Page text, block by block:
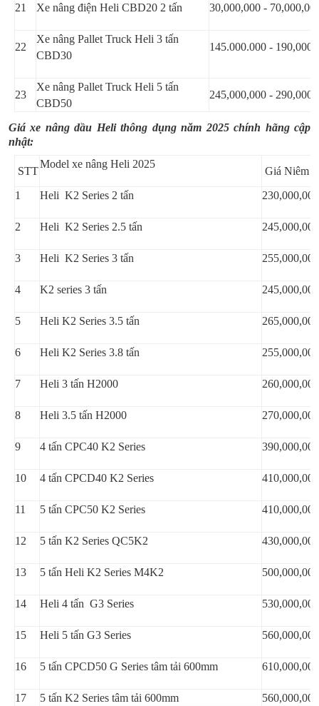
21 Xe nâng điện Heli CBD20 2 tấn 30,000,000 -
22
Xe nâng Pallet Truck Heli 3 tấn
CBD30
145.000.000 -
23
Xe nâng Pallet Truck Heli 5 tấn
CBD50
245,000,000 -
Giá xe nâng dầu Heli thông dụng năm 2025 chính hãng cập
nhật:
STT
Model xe nâng Heli 2025
Giá Niêm
1
Heli K2 Series 2 tấn
2 Heli K2 Series 2.5 tấn
3 Heli K2 Series 3 tấn
4 K2 series 3 tấn
5 Heli K2 Series 3.5 tấn
6 Heli K2 Series 3.8 tấn
7 Heli 3 tấn H2000
8 Heli 3.5 tấn H2000
9 4 tấn CPC40 K2 Series
10 4 tấn CPCD40 K2 Series
11 5 tấn CPC50 K2 Series
12 5 tấn K2 Series QC5K2
13 5 tấn Heli K2 Series M4K2
14 Heli 4 tấn G3 Series
15 Heli 5 tấn G3 Series
16 5 tấn CPCD50 G Series tâm tải 600mm
17 5 tấn K2 Series tâm tải 600mm